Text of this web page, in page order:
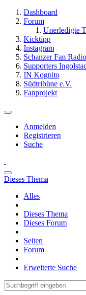
Dashboard
Forum
Unerledigte
Kicktipp
Instagram
Schanzer Fan Radio
Supporters
IN Kognito
Südtribüne e.V.
Fanprojekt
Anmelden
Registrieren
Suche
Dieses Thema
Alles
Dieses Thema
Dieses Forum
Seiten
Forum
Erweiterte Suche